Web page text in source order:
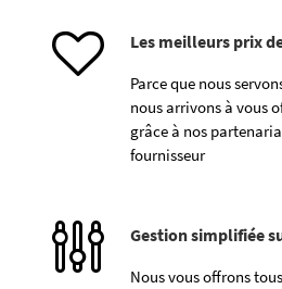
Les meilleurs prix
Parce que nous
nous arrivons à vous
grâce à nos
fournisseur
Gestion simplifiée
Nous vous offrons